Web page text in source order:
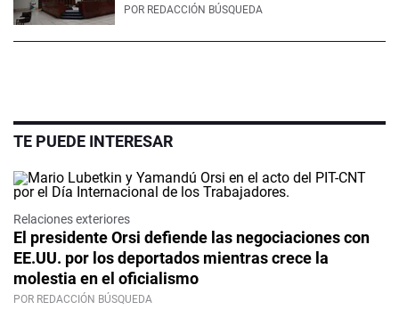
POR REDACCIÓN BÚSQUEDA
TE PUEDE INTERESAR
Relaciones exteriores
El presidente Orsi defiende las negociaciones con
EE.UU. por los deportados mientras crece la
molestia en el oficialismo
POR REDACCIÓN BÚSQUEDA